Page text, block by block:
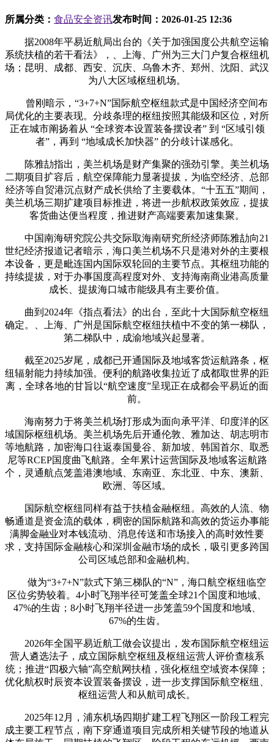
所属分类： 食品安全资讯发布时间： 2026-01-25 12:36
据2008年平易近航局出台的《关于加强国度公共航空运输
系统扶植的若干看法》，、上海、广州为三大门户复合枢纽机
场；昆明、成都、西安、沉庆、乌鲁木齐、郑州、沈阳、武汉
为八大区域枢纽机场。
曾刚暗示，“3+7+N”国际航空枢纽款式是中国经济空间布
局优化的主要表现。分歧条理的枢纽按照其能级和区位，对所
正在城市阐扬着从 “全球资本设置装备摆设者” 到 “区域引领
者”，再到 “地域成长加快器” 的分歧计谋感化。
陈雅劼指出，美兰机场是财产集聚的强劲引擎。美兰机场
二期项目扩容后，航空保障能力显著提拔，为临空经济、总部
经济等自贸港沉点财产成长供给了主要载体。“十五五”期间，
美兰机场三期扩建项目标推进，将进一步航权政策效应，提拔
客货曲达便当程度，推进财产高端要素加速集聚。
中国南海研究院公共交际取海南研究所经济师陈雅劼向21
世纪经济报道记者暗示，海口美兰机场不只是港对外的主要根
本设备，更是毗连国内国际双轮回的主要节点。其枢纽功能的
持续提拔，对于办事国度高程度对外、支持海南商业港高质量
成长、提拔海口城市能级具有主要价值。
曲到2024年《指点看法》的出台，至此十大国际航空枢纽
确定。、上海、广州是国际航空枢纽扶植中不变的第一梯队，
第二梯队中，成渝地域兴起显著。
截至2025岁尾，成都已开通国际及地域客货运航路条，枢
纽辐射能力持续加强。便利的航路收集拉近了成都取世界的距
离，全球各地的甘旨以“航空速度”呈现正在成都会平易近的面
前。
海南努力于将美兰机场打形成为面向承平洋、印度洋的区
域国际枢纽机场。美兰机场先后开通伦敦、雅加达、胡志明市
等地航路，加密海口往返泰国曼谷、新加坡、韩国首尔、取悉
尼等RCEP国度曲飞航路。全年累计运营国际及地域客运航路
个，灵通航点笼盖港澳地域、东南亚、东北亚、中东、澳新、
欧洲、等区域。
国际航空枢纽同样有益于扶植金融枢纽。高效的人流、物
畅通道是资金流的载体，稠密的国际航路和高效的货运办事能
满脚金融业对本钱流动、消息传送和市场接入的高时效性要
求，支持国际金融核心和深圳金融市场的成长，吸引更多跨国
公司区域总部和金融机构。
做为“3+7+N”款式下第三梯队的“N”，海口航空枢纽临空
区位劣势较着。4小时飞翔半径可笼盖全球21个国度和地域、
47%的生齿；8小时飞翔半径进一步笼盖59个国度和地域、
67%的生齿。
2026年全国平易近航工做会议提出，发布国际航空枢纽运
营人遴选法子，成立国际航空枢纽及枢纽运营人评价查核系
统；推进“四极六轴”高空航网扶植，强化枢纽空域资本保障；
优化航权时辰资本设置装备摆设，进一步支撑国际航空枢纽、
枢纽运营人和从航司成长。
2025年12月，浦东机场四期扩建工程飞翔区一阶段工程完
成主要工程节点，南下穿通道项目完成所相关键节段的地道从